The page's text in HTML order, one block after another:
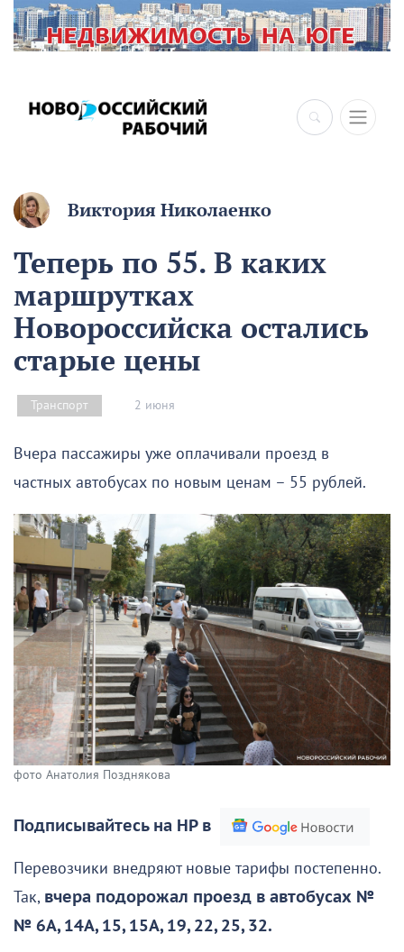
×
Виктория Николаенко
Теперь по 55. В каких
маршрутках
Новороссийска остались
старые цены
Транспорт 2 июня
Вчера пассажиры уже оплачивали проезд в
частных автобусах по новым ценам – 55 рублей.
фото Анатолия Позднякова
Подписывайтесь на НР в
Перевозчики внедряют новые тарифы постепенно.
Так, вчера подорожал проезд в автобусах №
№ 6А, 14А, 15, 15А, 19, 22, 25, 32.